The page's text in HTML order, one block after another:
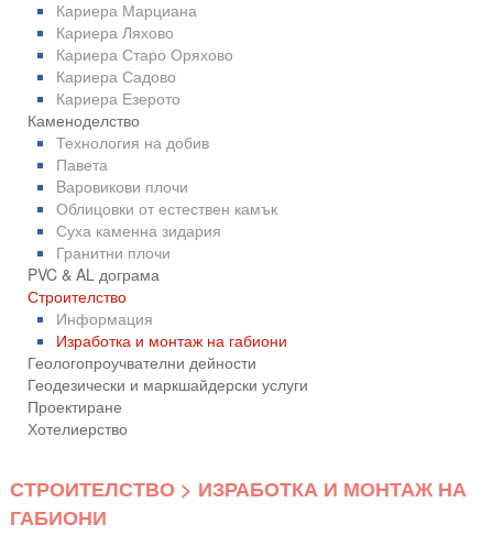
Кариера Марциана
Кариера Ляхово
Кариера Старо Оряхово
Кариера Садово
Кариера Езерото
Каменоделство
Технология на добив
Павета
Bаровикови плочи
Облицовки от естествен камък
Суха каменна зидария
Гранитни плочи
PVC & AL дограма
Строителство
Информация
Изработка и монтаж на габиони
Геологопроучвателни дейности
Геодезически и маркшайдерски услуги
Проектиране
Хотелиерство
СТРОИТЕЛСТВО > ИЗРАБОТКА И МОНТАЖ НА
ГАБИОНИ